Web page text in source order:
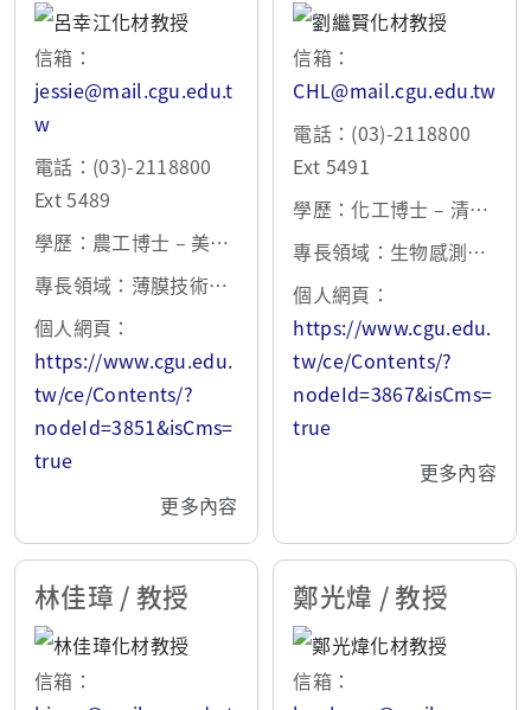
信箱：
jessie@mail.cgu.edu.t
w
電話：(03)-2118800
Ext 5489
學歷：農工博士 – 美國
密蘇里大學 1990
專長領域：薄膜技術、
燃料電池、鋰金屬電
池、抗菌奈米材料與塗
層
個人網頁：
https://www.cgu.edu.
tw/ce/Contents/?
nodeId=3851&isCms=
true
更多內容
信箱：
CHL@mail.cgu.edu.tw
電話：(03)-2118800
Ext 5491
學歷：化工博士 – 清華
大學 2001
專長領域：生物感測器
之相關研究、網版印刷
電極之修飾與快速檢
測、載藥奈米微粒之基
因控制釋放與眼睛皮膚
傳遞、磁性奈米微粒之
個人網頁：
https://www.cgu.edu.
tw/ce/Contents/?
nodeId=3867&isCms=
true
更多內容
林佳璋 / 教授
信箱：
鄭光煒 / 教授
信箱：